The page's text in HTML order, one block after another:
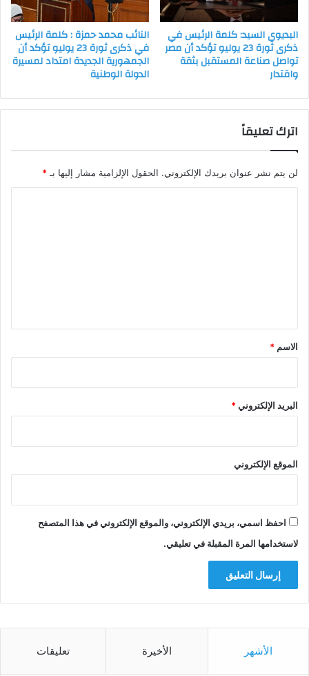
البديوي السيد: كلمة الرئيس في
ذكرى ثورة 23 يوليو تؤكد أن مصر
تواصل صناعة المستقبل بثقة
واقتدار
النائب محمد حمزة : كلمة الرئيس
في ذكرى ثورة 23 يوليو تؤكد أن
الجمهورية الجديدة امتداد لمسيرة
الدولة الوطنية
اترك تعليقاً
لن يتم نشر عنوان بريدك الإلكتروني. الحقول الإلزامية مشار إليها بـ*
*
الاسم *
البريد الإلكتروني*
الموقع الإلكتروني
احفظ اسمي، بريدي الإلكتروني، والموقع الإلكتروني في هذا المتصفح
لاستخدامها المرة المقبلة في تعليقي.
الأشهر الأخيرة تعليقات